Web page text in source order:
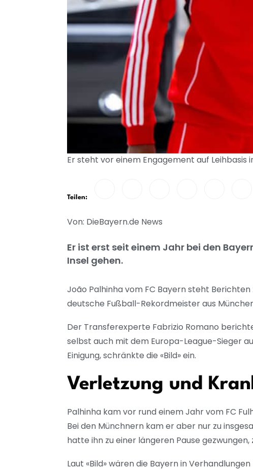
Er steht vor einem Engagement auf
Teilen:
Von: DieBayern.de News
Er ist erst seit einem Jahr bei den
Insel gehen.
João Palhinha vom FC Bayern steht Berichten
deutsche Fußball-Rekordmeister aus
Der Transferexperte Fabrizio Romano
selbst auch mit dem Europa-League-Sieger
Einigung, schränkte die «Bild» ein.
Verletzung und
Palhinha kam vor rund einem Jahr vom FC
Bei den Münchnern kam er aber nur zu
hatte ihn zu einer längeren Pause
Laut «Bild» wären die Bayern in